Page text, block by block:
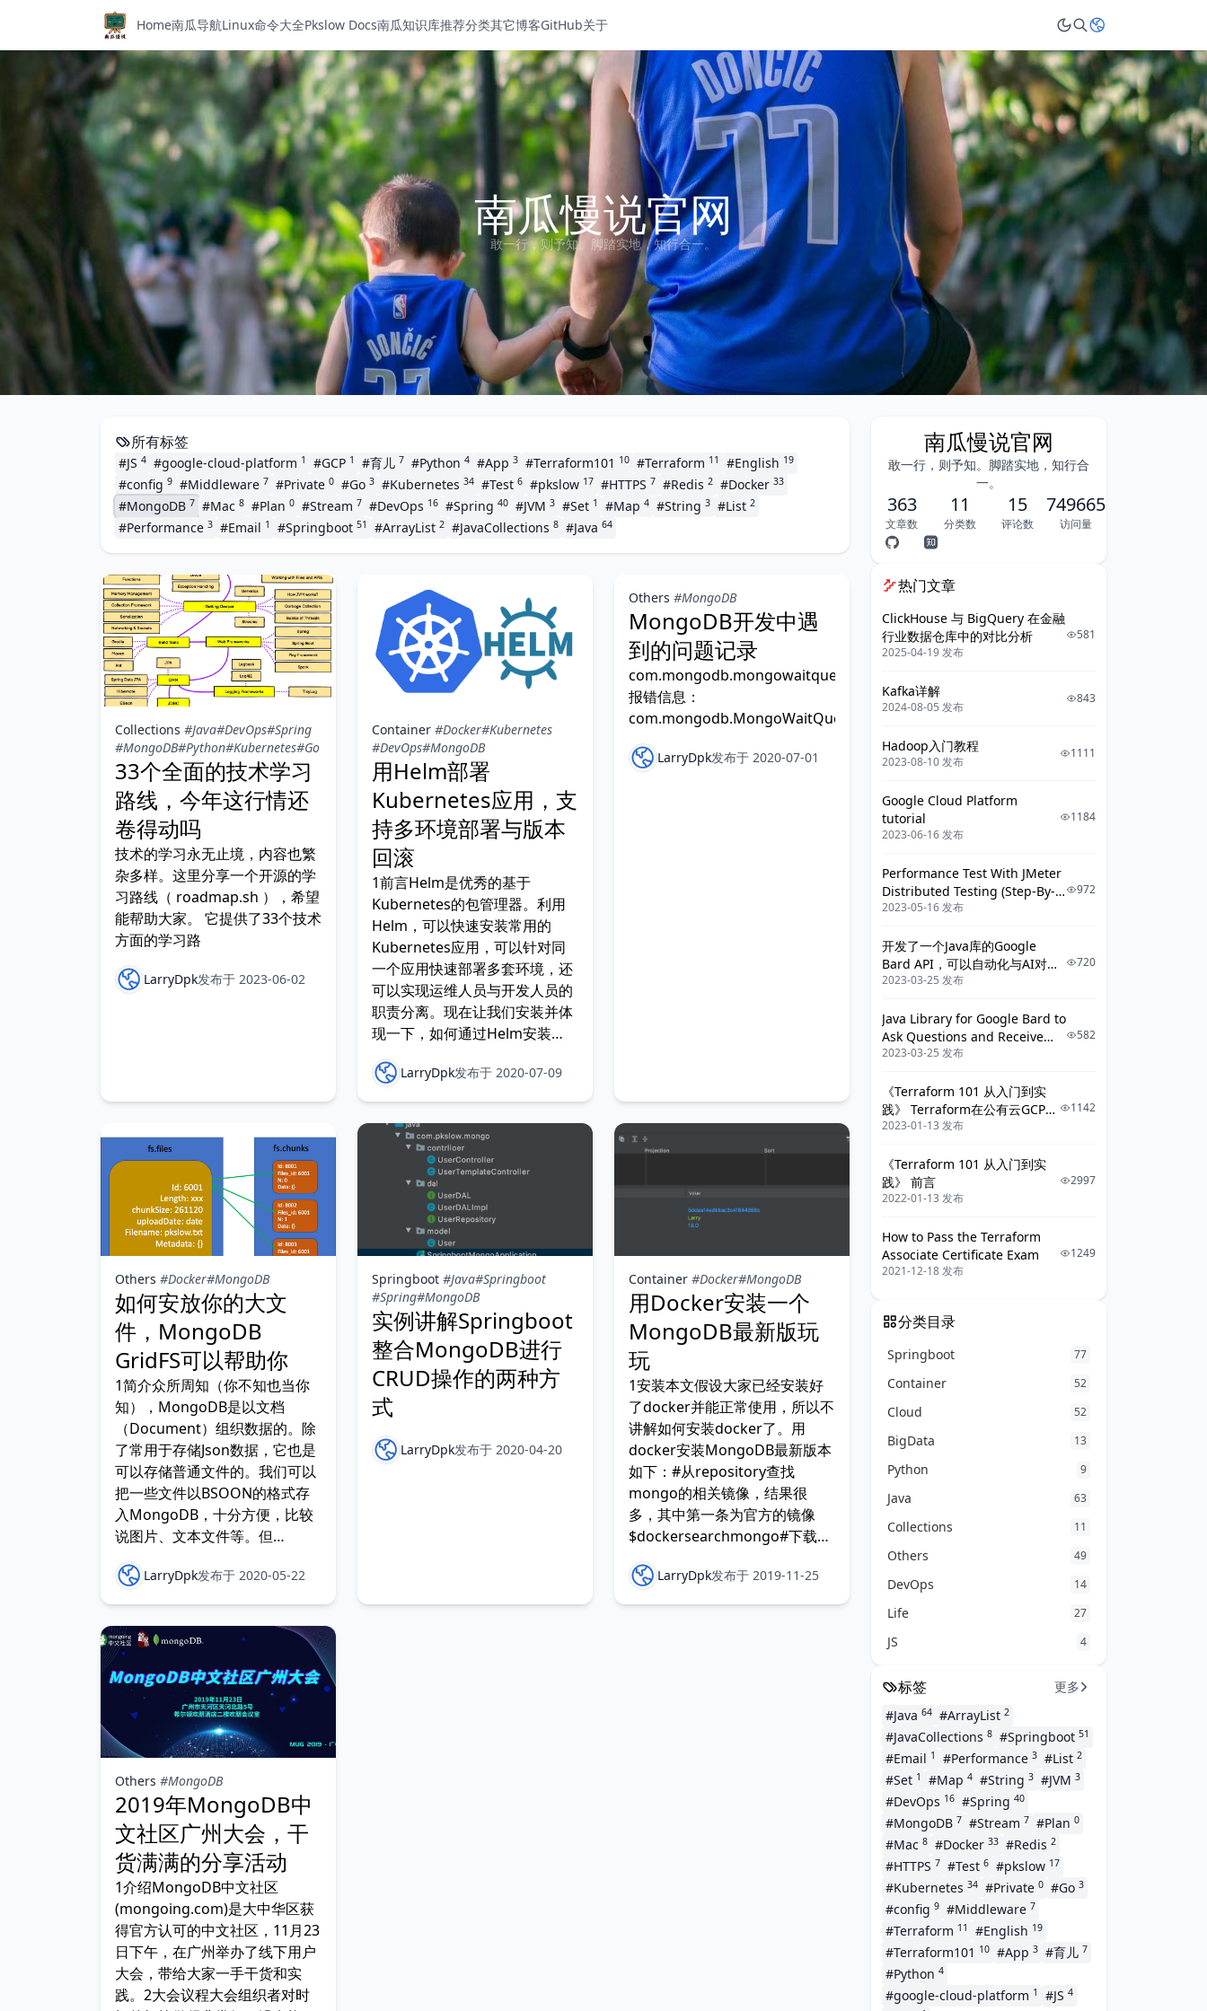
Home南瓜导航Linux命令大全Pkslow Docs南瓜知识库推荐分类其它博客GitHub关于
南瓜慢说官网
敢一行，则予知。脚踏实地，知行合一。
所有标签
#JS 4 #google-cloud-platform 1 #GCP 1 #育儿 7 #Python 4 #App 3 #Terraform101 10 #Terraform 11 #English 19
#config 9 #Middleware 7 #Private 0 #Go 3 #Kubernetes 34 #Test 6 #pkslow 17 #HTTPS 7 #Redis 2 #Docker 33
#MongoDB 7 #Mac 8 #Plan 0 #Stream 7 #DevOps 16 #Spring 40 #JVM 3 #Set 1 #Map 4 #String 3 #List 2
#Performance 3 #Email 1 #Springboot 51 #ArrayList 2 #JavaCollections 8 #Java 64
Collections #Java#DevOps#Spring
#MongoDB#Python#Kubernetes#Go
33个全面的技术学习
路线，今年这行情还
卷得动吗
技术的学习永无止境，内容也繁
杂多样。这里分享一个开源的学
习路线（ roadmap.sh ），希望
能帮助大家。 它提供了33个技术
方面的学习路
LarryDpk发布于 2023-06-02
Container #Docker#Kubernetes
#DevOps#MongoDB
用Helm部署
Kubernetes应用，支
持多环境部署与版本
回滚
1前言Helm是优秀的基于
Kubernetes的包管理器。利用
Helm，可以快速安装常用的
Kubernetes应用，可以针对同
一个应用快速部署多套环境，还
可以实现运维人员与开发人员的
职责分离。现在让我们安装并体
现一下，如何通过Helm安装
MongoDB吧。2Helm相关概念
包管理是一种复用理念，He
LarryDpk发布于 2020-07-09
Others #MongoDB
MongoDB开发中遇
到的问题记录
报错信息：
com.mongodb.MongoWaitQueueFullException:Toomanythreadsarealre
LarryDpk发布于 2020-07-01
Others #Docker#MongoDB
如何安放你的大文
件，MongoDB
GridFS可以帮助你
1简介众所周知（你不知也当你
知），MongoDB是以文档
（Document）组织数据的。除
了常用于存储Json数据，它也是
可以存储普通文件的。我们可以
把一些文件以BSOON的格式存
入MongoDB，十分方便，比较
说图片、文本文件等。但
MongoDB的BSONDocument
有大小限制，最大不能超过1
LarryDpk发布于 2020-05-22
Springboot #Java#Springboot
#Spring#MongoDB
实例讲解Springboot
整合MongoDB进行
CRUD操作的两种方
式
LarryDpk发布于 2020-04-20
Container #Docker#MongoDB
用Docker安装一个
MongoDB最新版玩
玩
1安装本文假设大家已经安装好
了docker并能正常使用，所以不
讲解如何安装docker了。用
docker安装MongoDB最新版本
如下：#从repository查找
mongo的相关镜像，结果很
多，其中第一条为官方的镜像
$dockersearchmongo#下载官
方镜像的最新版本$dockerpull
LarryDpk发布于 2019-11-25
Others #MongoDB
2019年MongoDB中
文社区广州大会，干
货满满的分享活动
1介绍MongoDB中文社区
(mongoing.com)是大中华区获
得官方认可的中文社区，11月23
日下午，在广州举办了线下用户
大会，带给大家一手干货和实
践。2大会议程大会组织者对时
南瓜慢说官网
敢一行，则予知。脚踏实地，知行合
一。
363
文章数
11
分类数
15
评论数
749665
访问量
热门文章
ClickHouse 与 BigQuery 在金融
行业数据仓库中的对比分析
2025-04-19 发布
581
Kafka详解
2024-08-05 发布
843
Hadoop入门教程
2023-08-10 发布
1111
Google Cloud Platform
tutorial
2023-06-16 发布
1184
Performance Test With JMeter
Distributed Testing (Step-By-
Step Guide)
2023-05-16 发布
972
开发了一个Java库的Google
Bard API，可以自动化与AI对话
了
2023-03-25 发布
720
Java Library for Google Bard to
Ask Questions and Receive
Answers
2023-03-25 发布
582
《Terraform 101 从入门到实
践》 Terraform在公有云GCP上
的应用
2023-01-13 发布
1142
《Terraform 101 从入门到实
践》 前言
2022-01-13 发布
2997
How to Pass the Terraform
Associate Certificate Exam
2021-12-18 发布
1249
分类目录
Springboot 77
Container 52
Cloud 52
BigData 13
Python 9
Java 63
Collections 11
Others 49
DevOps 14
Life 27
JS 4
标签
更多
#Java 64 #ArrayList 2
#JavaCollections 8 #Springboot 51
#Email 1 #Performance 3 #List 2
#Set 1 #Map 4 #String 3 #JVM 3
#DevOps 16 #Spring 40
#MongoDB 7 #Stream 7 #Plan 0
#Mac 8 #Docker 33 #Redis 2
#HTTPS 7 #Test 6 #pkslow 17
#Kubernetes 34 #Private 0 #Go 3
#config 9 #Middleware 7
#Terraform 11 #English 19
#Terraform101 10 #App 3 #育儿 7
#Python 4
#google-cloud-platform 1 #JS 4